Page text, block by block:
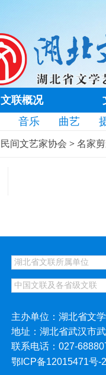
文联概况
音乐 曲艺
民间文艺家协会 > 名家
主办单位：湖北省文
地址：湖北省武汉市
联系电话：027-
鄂ICP备12015471号-2